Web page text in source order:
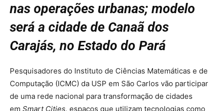
nas operações urbanas; modelo
será a cidade de Canaã dos
Carajás, no Estado do Pará
Pesquisadores do Instituto de Ciências Matemáticas e de
Computação (ICMC) da USP em São Carlos vão participar
de uma rede nacional para transformação de cidades
em Smart Cities, espaços que utilizam tecnologias como